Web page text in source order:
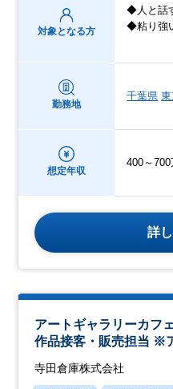
対象となる方
◆人と話
◆粘り強
勤務地
千葉県
想定年収
400～700
詳
アートギャラリーカフ
作品接客・販売担当 ※
寺田倉庫株式会社